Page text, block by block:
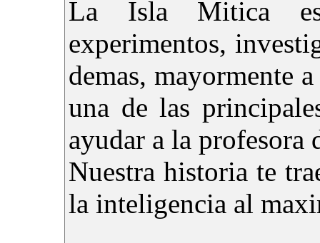
La Isla Mitica
experimentos,
demas, mayormente
una de las
ayudar a la profesora
Nuestra historia te
la inteligencia al